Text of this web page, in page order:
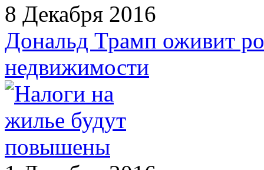
8 Декабря 2016
Дональд Трамп оживит
недвижимости